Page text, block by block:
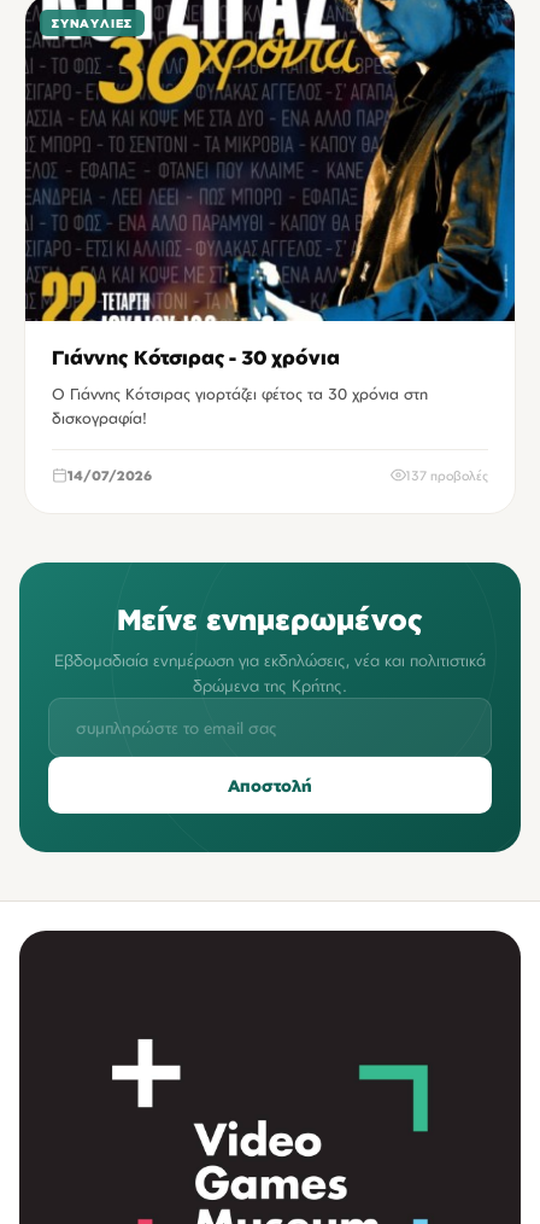
ΣΥΝΑΥΛΊΕΣ
Γιάννης Κότσιρας - 30 χρόνια
Ο Γιάννης Κότσιρας γιορτάζει φέτος τα 30 χρόνια στη
δισκογραφία!
14/07/2026 137 προβολές
Μείνε ενημερωμένος
Εβδομαδιαία ενημέρωση για εκδηλώσεις, νέα και πολιτιστικά
δρώμενα της Κρήτης.
Αποστολή